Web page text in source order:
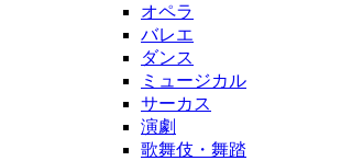
オペラ
バレエ
ダンス
ミュージカル
サーカス
演劇
歌舞伎・舞踏